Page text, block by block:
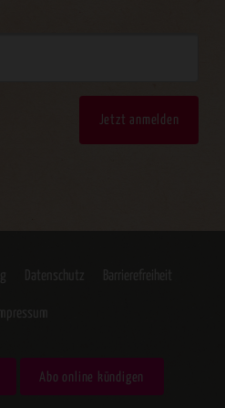
Jetzt anmelden
Impressum
Abo online kündigen